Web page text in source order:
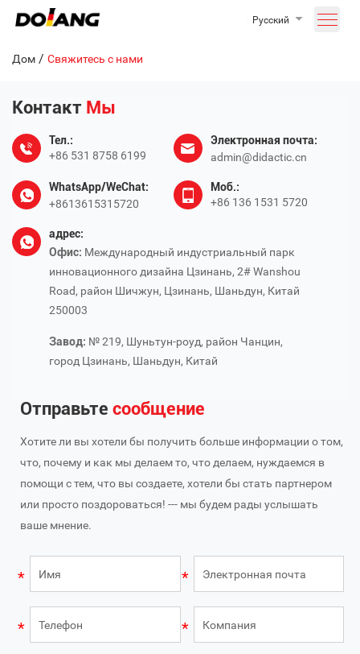
Русский
Дом / Свяжитесь с нами
Контакт Мы
Тел.:
+86 531 8758 6199
Электронная почта:
admin@didactic.cn
WhatsApp/WeChat:
+8613615315720
Моб.:
+86 136 1531 5720
адрес:
Офис: Международный индустриальный парк
инновационного дизайна Цзинань, 2# Wanshou
Road, район Шичжун, Цзинань, Шаньдун, Китай
250003
Завод: № 219, Шуньтун-роуд, район Чанцин,
город Цзинань, Шаньдун, Китай
Отправьтесообщение
Хотите ли вы хотели бы получить больше информации о том,
что, почему и как мы делаем то, что делаем, нуждаемся в
помощи с тем, что вы создаете, хотели бы стать партнером
или просто поздороваться! --- мы будем рады услышать
ваше мнение.